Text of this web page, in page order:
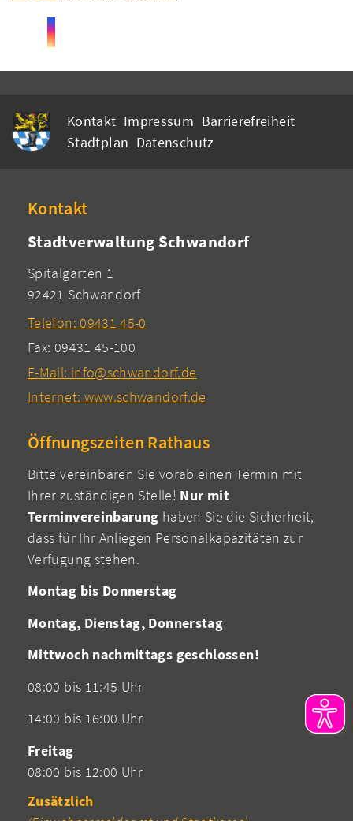
Kontakt Impressum Barrierefreiheit
Stadtplan Datenschutz
Kontakt
Stadtverwaltung Schwandorf
Spitalgarten 1
92421 Schwandorf
Telefon: 09431 45-0
Fax: 09431 45-100
E-Mail: info@schwandorf.de
Internet: www.schwandorf.de
Öffnungszeiten Rathaus
Bitte vereinbaren Sie vorab einen Termin mit
Ihrer zuständigen Stelle! Nur mit
Terminvereinbarung haben Sie die Sicherheit,
dass für Ihr Anliegen Personalkapazitäten zur
Verfügung stehen.
Montag bis Donnerstag
Montag, Dienstag, Donnerstag
Mittwoch nachmittags geschlossen!
08:00 bis 11:45 Uhr
14:00 bis 16:00 Uhr
Freitag
08:00 bis 12:00 Uhr
Zusätzlich